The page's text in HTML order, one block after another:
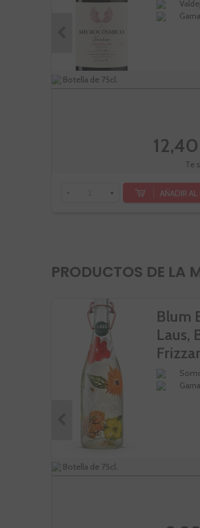
Botella de 75cl.
Te
- + AÑADIR
PRODUCTOS DE LA
Blum
Laus,
Botella de 75cl.